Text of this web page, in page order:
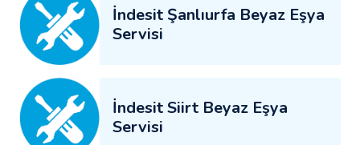
İndesit Şanlıurfa Beyaz Eşya
Servisi
İndesit Siirt Beyaz Eşya
Servisi